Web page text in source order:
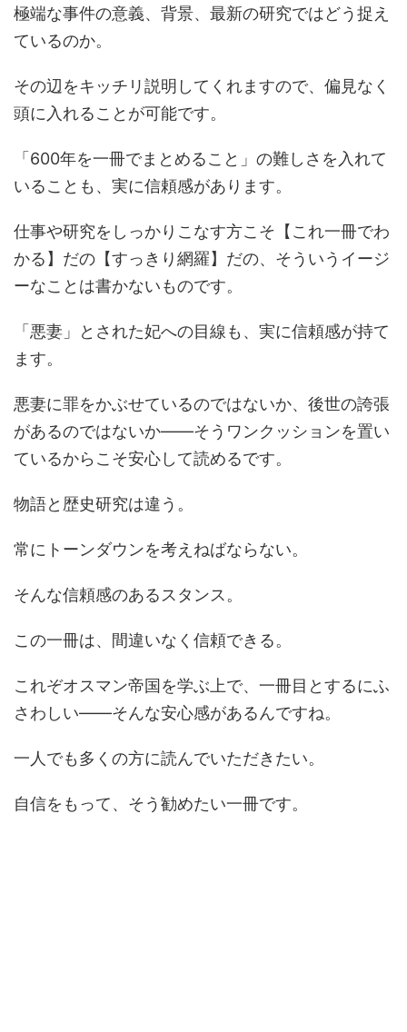
極端な事件の意義、背景、最新の研究ではどう捉え
ているのか。
その辺をキッチリ説明してくれますので、偏見なく
頭に入れることが可能です。
「600年を一冊でまとめること」の難しさを入れて
いることも、実に信頼感があります。
仕事や研究をしっかりこなす方こそ【これ一冊でわ
かる】だの【すっきり網羅】だの、そういうイージ
ーなことは書かないものです。
「悪妻」とされた妃への目線も、実に信頼感が持て
ます。
悪妻に罪をかぶせているのではないか、後世の誇張
があるのではないか――そうワンクッションを置い
ているからこそ安心して読めるです。
物語と歴史研究は違う。
常にトーンダウンを考えねばならない。
そんな信頼感のあるスタンス。
この一冊は、間違いなく信頼できる。
これぞオスマン帝国を学ぶ上で、一冊目とするにふ
さわしい――そんな安心感があるんですね。
一人でも多くの方に読んでいただきたい。
自信をもって、そう勧めたい一冊です。